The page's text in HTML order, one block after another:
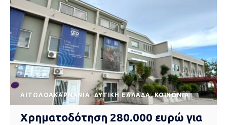
AΙΤΩΛΟΑΚΑΡΝΑΝΊΑ ΔΥΤΙΚΉ ΕΛΛΆΔΑ ΚΟΙΝΩΝΊΑ
Χρηματοδότηση 280.000 ευρώ για